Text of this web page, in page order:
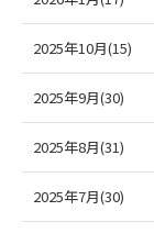
2025年10月(15)
2025年9月(30)
2025年8月(31)
2025年7月(30)